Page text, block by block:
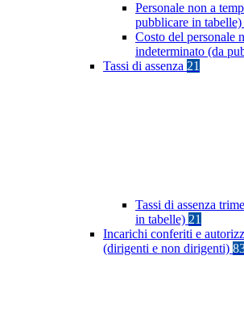
Personale non a
pubblicare in tabelle)
Costo del personale
indeterminato (da
Tassi di assenza 21
Tassi di assenza
in tabelle) 21
Incarichi conferiti e
(dirigenti e non dirigenti)